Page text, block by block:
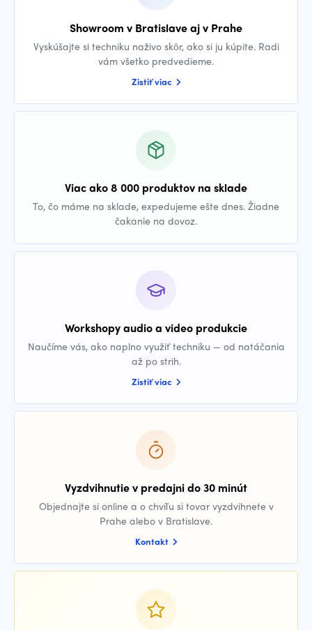
Showroom v Bratislave aj v Prahe
Vyskúšajte si techniku naživo skôr, ako si ju kúpite. Radi
vám všetko predvedieme.
Zistiť viac
Viac ako 8 000 produktov na sklade
To, čo máme na sklade, expedujeme ešte dnes. Žiadne
čakanie na dovoz.
Workshopy audio a video produkcie
Naučíme vás, ako naplno využiť techniku — od natáčania
až po strih.
Zistiť viac
Vyzdvihnutie v predajni do 30 minút
Objednajte si online a o chvíľu si tovar vyzdvihnete v
Prahe alebo v Bratislave.
Kontakt